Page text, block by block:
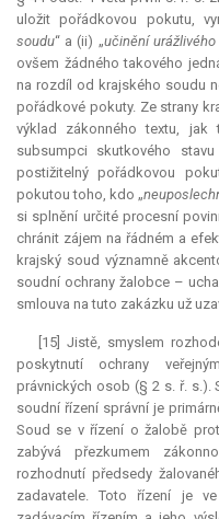
uložit pořádkovou pokutu,
soudu“ a (ii) „učinění
ovšem žádného takového
na rozdíl od krajského soudu
pořádkové pokuty. Ze strany
výklad zákonného textu, jak
subsumpci skutkového
postižitelný pořádkovou
pokutou toho, kdo „
si splnění určité procesní
chránit zájem na řádném a
krajský soud významně
soudní ochrany žalobce –
smlouva na tuto zakázku už
[15] Jistě, smyslem
poskytnutí ochrany
právnických osob (§ 2 s. ř. s.).
soudní řízení správní je
Soud se v řízení o žalobě
zabývá přezkumem
rozhodnutí předsedy
zadavatele. Toto řízení je